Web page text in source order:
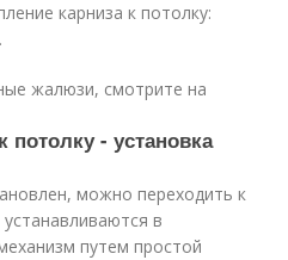
карниза к потолку:
жалюзи, смотрите на
потолку - установка
можно переходить к
в
путем простой